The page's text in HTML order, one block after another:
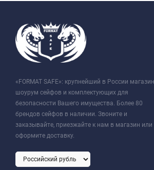
«FORMAT SAFE»: крупнейший в России
шоурум сейфов и комплектующих для
безопасности Вашего имущества. Более 80
брендов сейфов в наличии. Звоните и
заказывайте, приезжайте к нам в магазин или
оформите доставку.